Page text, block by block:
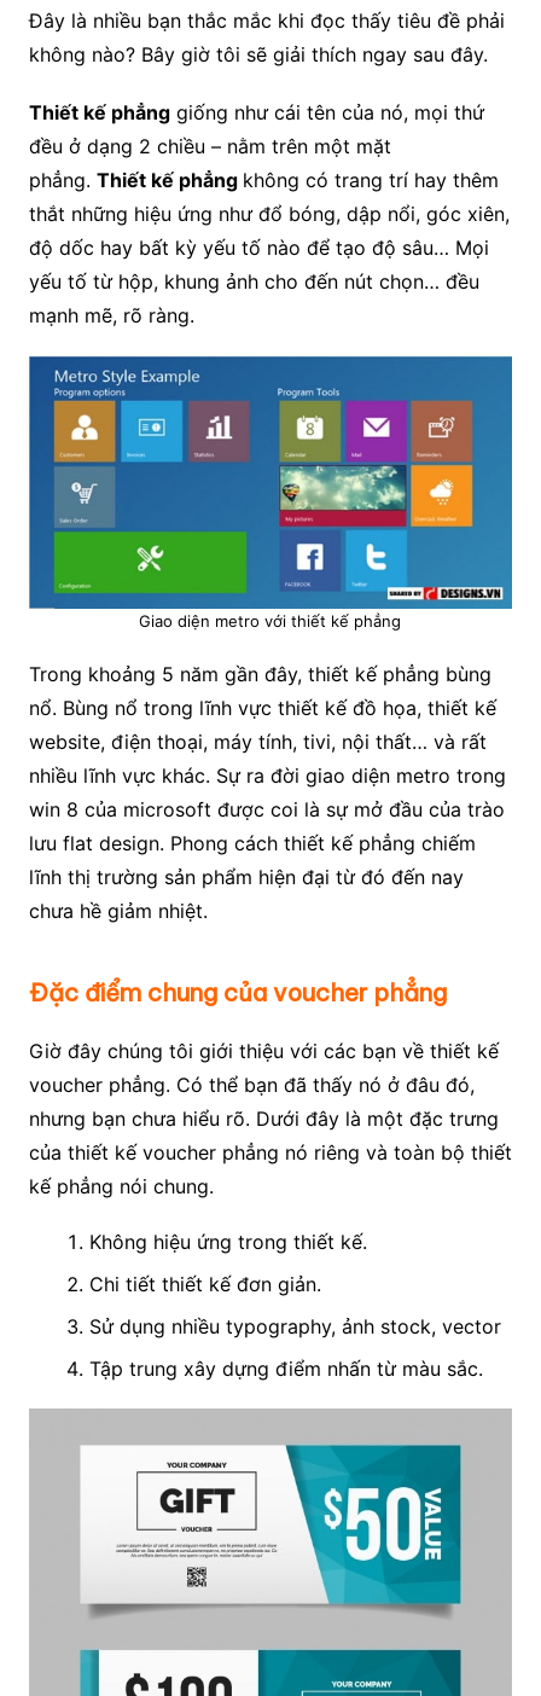
Đây là nhiều bạn thắc mắc khi đọc thấy tiêu đề phải
không nào? Bây giờ tôi sẽ giải thích ngay sau đây.
Thiết kế phẳnggiống như cái tên của nó, mọi thứ
đều ở dạng 2 chiều – nằm trên một mặt
phẳng. Thiết kế phẳng không có trang trí hay thêm
thắt những hiệu ứng như đổ bóng, dập nổi, góc xiên,
độ dốc hay bất kỳ yếu tố nào để tạo độ sâu… Mọi
yếu tố từ hộp, khung ảnh cho đến nút chọn… đều
mạnh mẽ, rõ ràng.
Giao diện metro với thiết kế phẳng
Trong khoảng 5 năm gần đây, thiết kế phẳng bùng
nổ. Bùng nổ trong lĩnh vực thiết kế đồ họa, thiết kế
website, điện thoại, máy tính, tivi, nội thất… và rất
nhiều lĩnh vực khác. Sự ra đời giao diện metro trong
win 8 của microsoft được coi là sự mở đầu của trào
lưu flat design. Phong cách thiết kế phẳng chiếm
lĩnh thị trường sản phẩm hiện đại từ đó đến nay
chưa hề giảm nhiệt.
Đặc điểm chung của voucher phẳng
Giờ đây chúng tôi giới thiệu với các bạn về thiết kế
voucher phẳng. Có thể bạn đã thấy nó ở đâu đó,
nhưng bạn chưa hiểu rõ. Dưới đây là một đặc trưng
của thiết kế voucher phẳng nó riêng và toàn bộ thiết
kế phẳng nói chung.
Không hiệu ứng trong thiết kế.
Chi tiết thiết kế đơn giản.
Sử dụng nhiều typography, ảnh stock, vector
Tập trung xây dựng điểm nhấn từ màu sắc.